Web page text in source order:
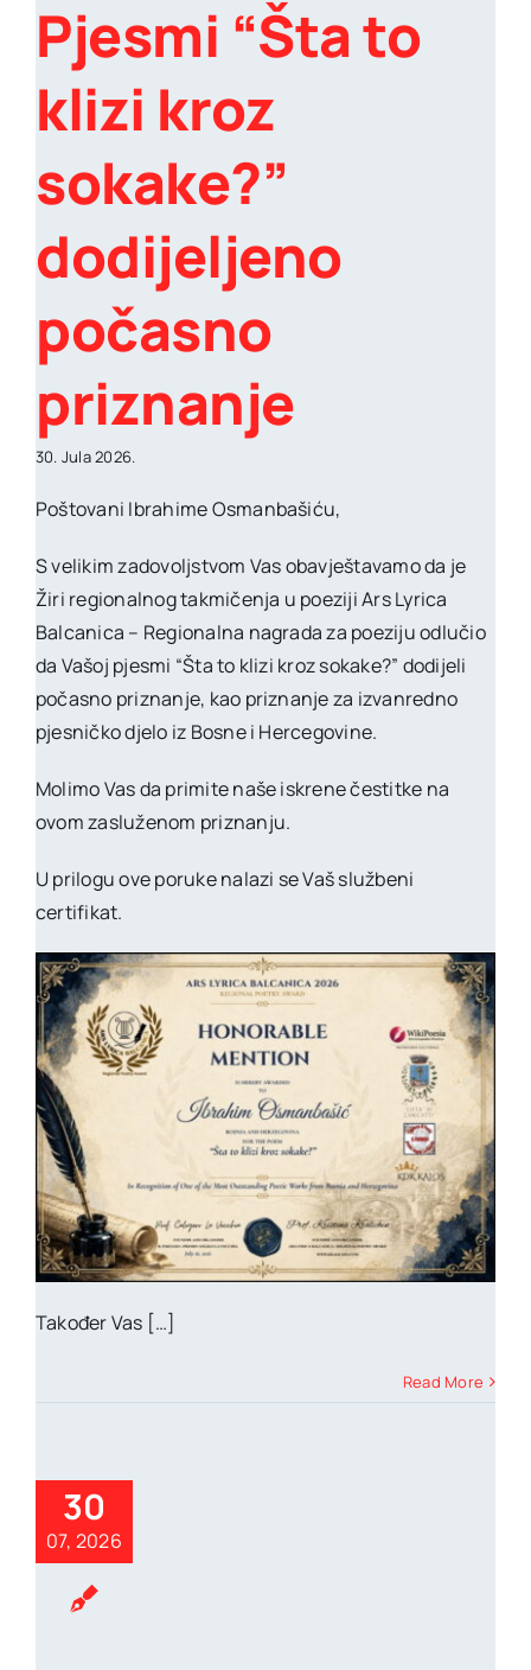
Pjesmi “Šta to
klizi kroz
sokake?”
dodijeljeno
počasno
priznanje
30. Jula 2026.
Poštovani Ibrahime Osmanbašiću,
S velikim zadovoljstvom Vas obavještavamo da je
Žiri regionalnog takmičenja u poeziji Ars Lyrica
Balcanica – Regionalna nagrada za poeziju odlučio
da Vašoj pjesmi “Šta to klizi kroz sokake?” dodijeli
počasno priznanje, kao priznanje za izvanredno
pjesničko djelo iz Bosne i Hercegovine.
Molimo Vas da primite naše iskrene čestitke na
ovom zasluženom priznanju.
U prilogu ove poruke nalazi se Vaš službeni
certifikat.
Također Vas […]
Read More
30
07, 2026